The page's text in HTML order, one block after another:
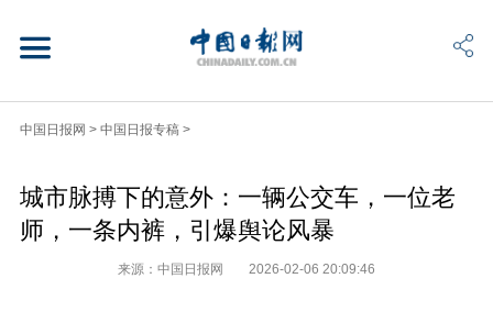
中国日报网 > 中国日报专稿 >
城市脉搏下的意外：一辆公交车，一位老
师，一条内裤，引爆舆论风暴
来源：中国日报网 2026-02-06 20:09:46